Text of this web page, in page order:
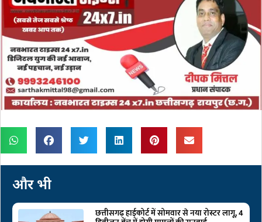
और भी
छत्तीसगढ़ हाईकोर्ट में सोमवार से नया रोस्टर लागू, 4